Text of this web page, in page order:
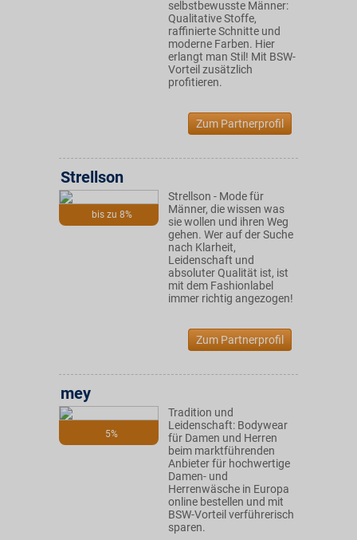
selbstbewusste Männer:
Qualitative Stoffe,
raffinierte Schnitte und
moderne Farben. Hier
erlangt man Stil! Mit BSW-
Vorteil zusätzlich
profitieren.
Zum Partnerprofil
bis zu 8%
Strellson
Strellson - Mode für
Männer, die wissen was
sie wollen und ihren Weg
gehen. Wer auf der Suche
nach Klarheit,
Leidenschaft und
absoluter Qualität ist, ist
mit dem Fashionlabel
immer richtig angezogen!
Zum Partnerprofil
5%
mey
Tradition und
Leidenschaft: Bodywear
für Damen und Herren
beim marktführenden
Anbieter für hochwertige
Damen- und
Herrenwäsche in Europa
online bestellen und mit
BSW-Vorteil verführerisch
sparen.